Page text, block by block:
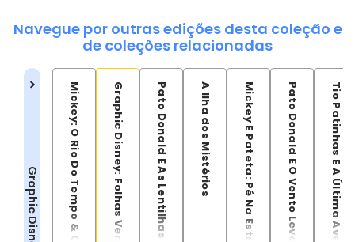
Navegue por outras edições desta coleção e
de coleções relacionadas
Graphic Disney Graphic Disney: Folhas Vermelhas A Ilha dos Mistérios Mickey E Pateta: Pé Na Estrada